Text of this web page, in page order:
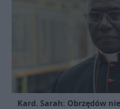
Kard. Sarah: Obrzędów